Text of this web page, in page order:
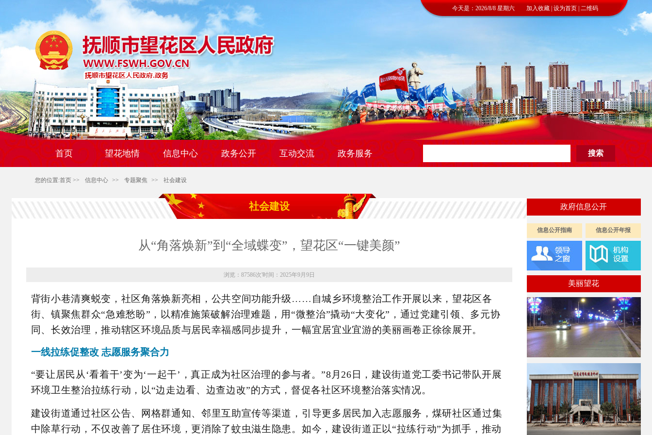
今天是：2026/8/8 星期六 加入收藏 | 设为首页 | 二维码
首页 望花地情 信息中心 政务公开 互动交流 政务服务
您的位置:首页 >> 信息中心 >> 专题聚焦 >> 社会建设
社会建设
从“角落焕新”到“全域蝶变”，望花区“一键美颜”
浏览：87586次'时间：2025年9月9日
背街小巷清爽蜕变，社区角落焕新亮相，公共空间功能升级……自城乡环境整治工作开展以来，望花区各
街、镇聚焦群众“急难愁盼”，以精准施策破解治理难题，用“微整治”撬动“大变化”，通过党建引领、多元协
同、长效治理，推动辖区环境品质与居民幸福感同步提升，一幅宜居宜业宜游的美丽画卷正徐徐展开。
一线拉练促整改 志愿服务聚合力
“要让居民从‘看着干’变为‘一起干’，真正成为社区治理的参与者。”8月26日，建设街道党工委书记带队开展
环境卫生整治拉练行动，以“边走边看、边查边改”的方式，督促各社区环境整治落实情况。
建设街道通过社区公告、网格群通知、邻里互助宣传等渠道，引导更多居民加入志愿服务，煤研社区通过集
中除草行动，不仅改善了居住环境，更消除了蚊虫滋生隐患。如今，建设街道正以“拉练行动”为抓手，推动
政府信息公开
信息公开指南 信息公开年报
美丽望花